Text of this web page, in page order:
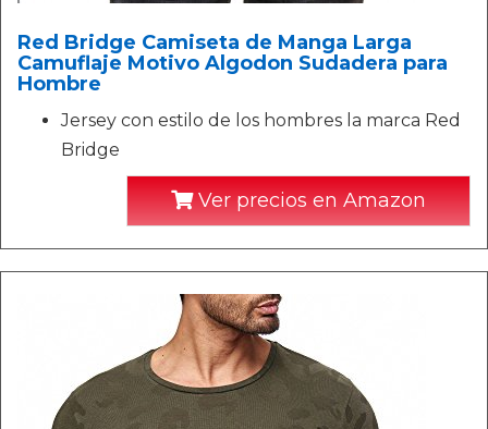
Red Bridge Camiseta de Manga Larga
Camuflaje Motivo Algodon Sudadera para
Hombre
Jersey con estilo de los hombres la marca Red
Bridge
Ver precios en Amazon